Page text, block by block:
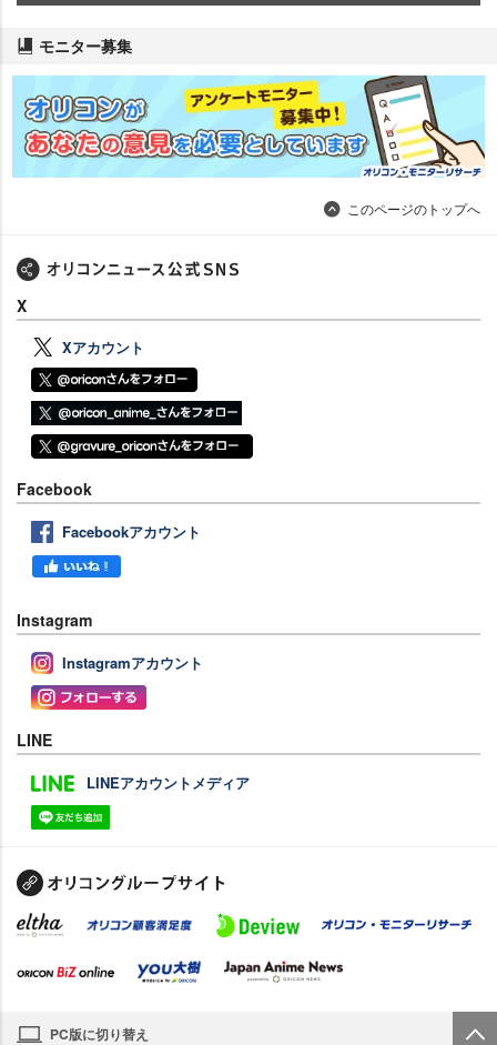
モニター募集
このページのトップへ
X
Xアカウント
Facebook
Facebookアカウント
Instagram
Instagramアカウント
LINE
LINEアカウントメディア
PC版に切り替え